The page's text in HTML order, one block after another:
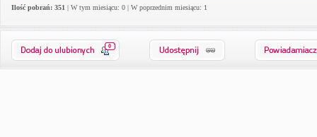
Ilość pobrań: 351 | W tym miesiącu: 0 | W poprzednim miesiącu: 1
0